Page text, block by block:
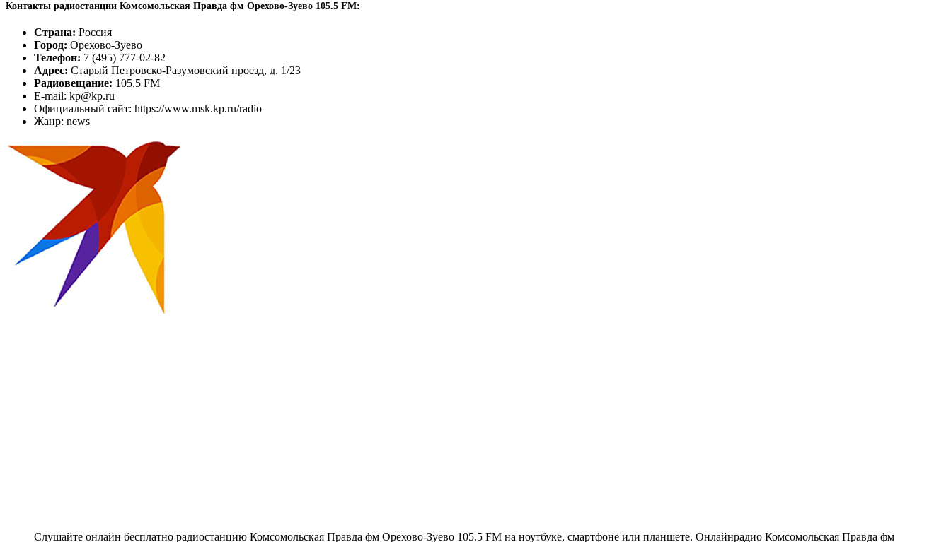
Контакты радиостанции Комсомольская Правда фм Орехово-Зуево 105.5 FM:
Страна: Россия
Город: Орехово-Зуево
Телефон: 7 (495) 777-02-82
Адрес: Старый Петровско-Разумовский проезд, д. 1/23
Радиовещание: 105.5 FM
E-mail: kp@kp.ru
Официальный сайт: https://www.msk.kp.ru/radio
Жанр: news
Слушайте онлайн бесплатно радиостанцию Комсомольская Правда фм Орехово-Зуево 105.5 FM на ноутбуке, смартфоне или планшете. Онлайнрадио Комсомольская Правда фм